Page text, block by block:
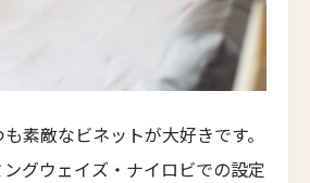
リゾート＆スパ
Spa
ート＆スパ
リゾート
素敵なビネットが大好きです。
グウェイズ・ナイロビでの設定